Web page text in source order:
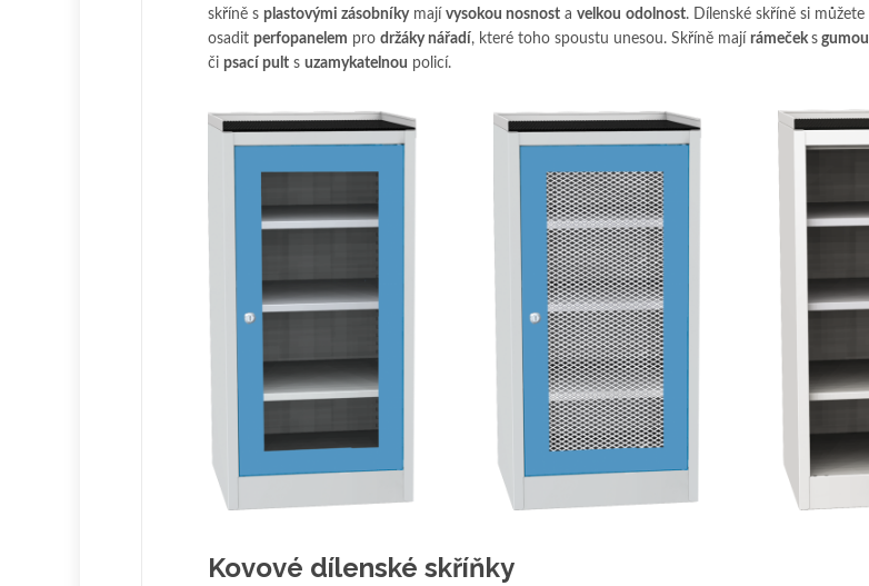
skříně s plastovými zásobníkymají vysokou nosnost a velkou odolnost. Dílenské skříně si můžete
osadit perfopanelem pro držáky nářadí, které toho spoustu unesou. Skříně mají rámeček s gumou
či psací pult s uzamykatelnou policí.
Kovové dílenské skříňky